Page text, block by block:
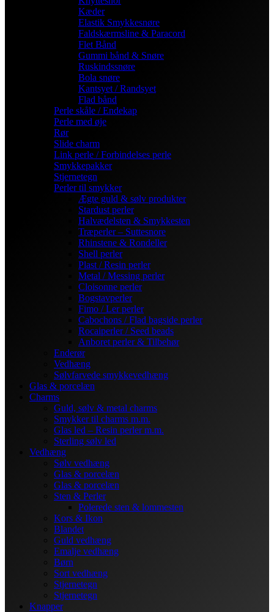
Kæder
Elastik Smykkesnøre
Faldskærmsline & Paracord
Flet Bånd
Gummi bånd & Snøre
Ruskindssnøre
Bola snøre
Kantsyet / Randsyet
Flad bånd
Perle skåle / Endekap
Perle med øje
Rør
Slide charm
Link perle / Forbindelses perle
Smykkepakker
Stjernetegn
Perler til smykker
Ægte guld & sølv produkter
Stardust perler
Halvædelsten & Smykkesten
Træperler – Suttesnore
Rhinstene & Rondeller
Shell perler
Plast / Resin perler
Metal / Messing perler
Cloisonne perler
Bogstavperler
Fimo / Ler perler
Cabochons / Flad bagside perler
Rocaiperler / Seed beads
Anboret perler & Tilbehør
Enderør
Vedhæng
Sølvfarvede smykkevedhæng
Glas & porcelæn
Charms
Guld, sølv & metal charms
Smykker til charms m.m.
Glas led – Resin perler m.m.
Sterling sølv led
Vedhæng
Sølv vedhæng
Glas & porcelæn
Glas & porcelæn
Sten & Perler
Polerede sten & lommesten
Kors & Ikon
Blandet
Guld vedhæng
Emalje vedhæng
Børn
Sort vedhæng
Stjernetegn
Stjernetegn
Knapper